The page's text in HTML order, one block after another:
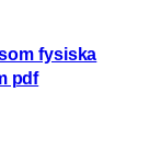
fysiska
pdf